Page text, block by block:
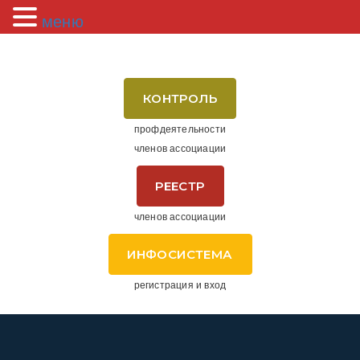
КОНТРОЛЬ
профдеятельности
членов ассоциации
РЕЕСТР
членов ассоциации
ИНФОСИСТЕМА
регистрация и вход
меню